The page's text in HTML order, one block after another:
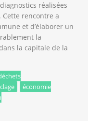
réalisées
Cette rencontre a
et d’élaborer un
la
la capitale de la
économie